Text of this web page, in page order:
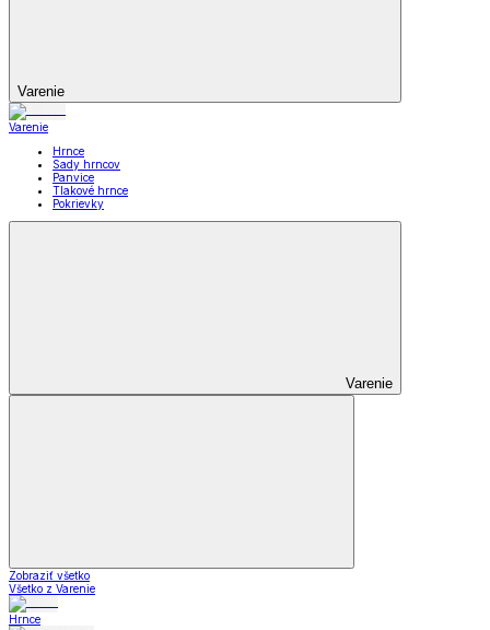
Varenie
Varenie
Hrnce
Sady hrncov
Panvice
Tlakové hrnce
Pokrievky
Varenie
Zobraziť všetko
Všetko z Varenie
Hrnce